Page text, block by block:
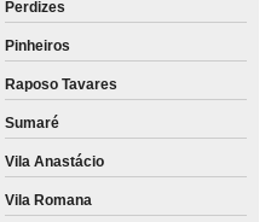
Perdizes
Pinheiros
Raposo Tavares
Sumaré
Vila Anastácio
Vila Romana